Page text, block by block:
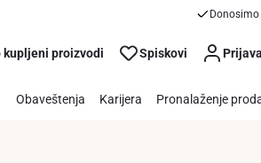
kupljeni proizvodi Spiskovi
Obaveštenja Karijera Pronalaženje